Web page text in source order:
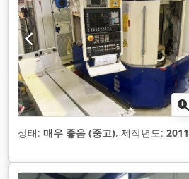
상태: 매우 좋음 (중고), 제작년도: 2011